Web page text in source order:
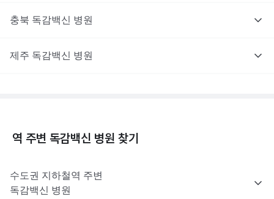
충북 독감백신 병원
제주 독감백신 병원
역 주변 독감백신 병원 찾기
수도권 지하철역 주변
독감백신
병원